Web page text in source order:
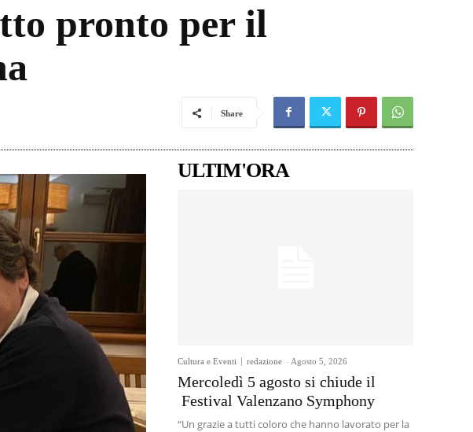
pronto per il
Share
ULTIM'ORA
Cultura e Eventi redazione - Agosto 5, 2026
Mercoledì 5 agosto si chiude il
Festival Valenzano Symphony
“Un grazie a tutti coloro che hanno lavorato per la